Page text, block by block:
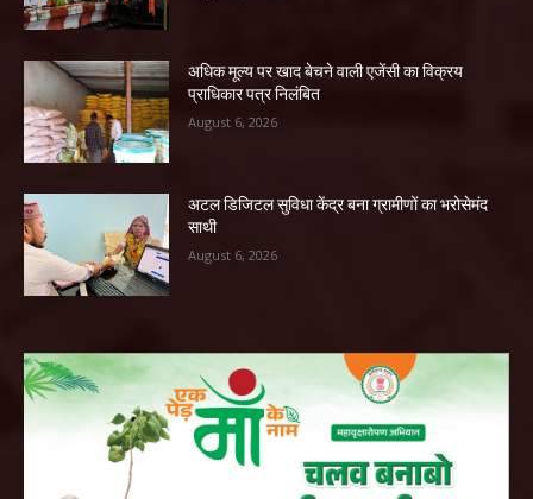
अधिक मूल्य पर खाद बेचने वाली एजेंसी का विक्रय
प्राधिकार पत्र निलंबित
August 6, 2026
अटल डिजिटल सुविधा केंद्र बना ग्रामीणों का भरोसेमंद
साथी
August 6, 2026